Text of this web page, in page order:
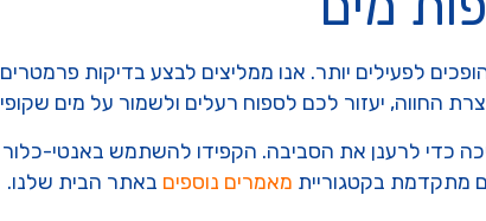
לפעילים יותר. אנו ממליצים לבצע בדיקות פרמטרים
החווה, יעזור לכם לספוח רעלים ולשמור על מים שקופים
כ-20 עד 30 אחוזים מנפח הבריכה כדי לרענן את הסביבה. הקפידו
מתקדמת בקטגוריית מאמרים נוספים באתר הבית שלנו.